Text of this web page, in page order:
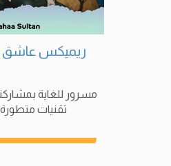
ريميكس عاشق
مسرور للغاية
تقنيات